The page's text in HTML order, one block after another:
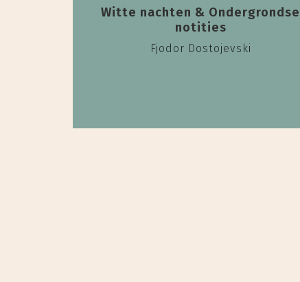
Witte nachten & Ondergrondse
notities
Fjodor Dostojevski